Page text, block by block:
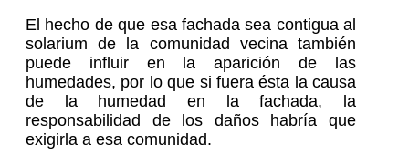
El hecho de que esa fachada sea contigua al
solarium de la comunidad vecina también
puede influir en la aparición de las
humedades, por lo que si fuera ésta la causa
de la humedad en la fachada, la
responsabilidad de los daños habría que
exigirla a esa comunidad.